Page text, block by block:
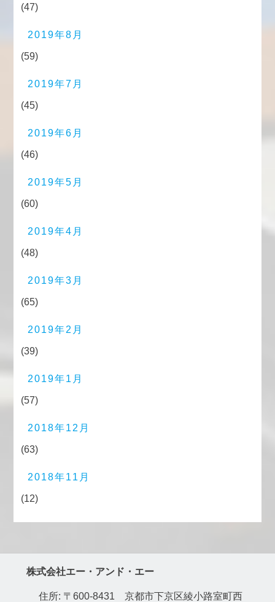
(47)
2019年8月
(59)
2019年7月
(45)
2019年6月
(46)
2019年5月
(60)
2019年4月
(48)
2019年3月
(65)
2019年2月
(39)
2019年1月
(57)
2018年12月
(63)
2018年11月
(12)
株式会社エー・アンド・エー
住所: 〒600-8431 京都市下京区綾小路室町西